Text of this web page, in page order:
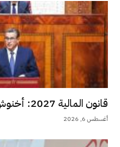
قانون المالية 2027: أخنوش يبقي على دعم...
أغسطس 6, 2026